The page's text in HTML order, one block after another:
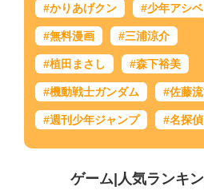
#かりあげクン #少年アシベ
#無料漫画 #三浦涼介
#植田まさし #森下裕美
#機動戦士ガンダム #佐藤
#週刊少年ジャンプ #名探
ゲーム| 人気ランキ